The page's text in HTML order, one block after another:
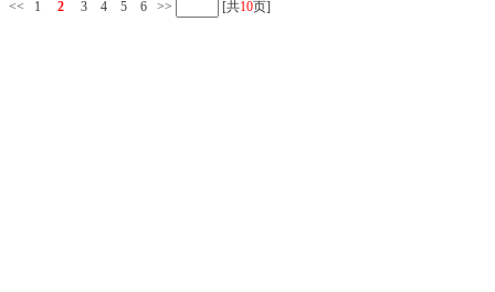
<< 1 2 3 4 5 6 >> [共10页]